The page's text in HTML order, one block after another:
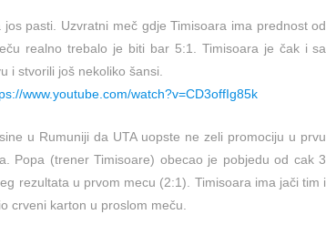
pasti. Uzvratni meč gdje Timisoara ima prednost od
realno trebalo je biti bar 5:1. Timisoara je čak i sa
i stvorili još nekoliko šansi.
www.youtube.com/watch?v=CD3offIg85k
u Rumuniji da UTA uopste ne zeli promociju u prvu
Popa (trener Timisoare) obecao je pobjedu od cak 3
rezultata u prvom mecu (2:1). Timisoara ima jači tim i
crveni karton u proslom meču.